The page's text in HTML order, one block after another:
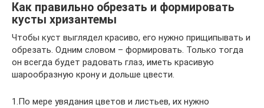
Как правильно обрезать и формировать
кусты хризантемы
Чтобы куст выглядел красиво, его нужно прищипывать и
обрезать. Одним словом – формировать. Только тогда
он всегда будет радовать глаз, иметь красивую
шарообразную крону и дольше цвести.
1.По мере увядания цветов и листьев, их нужно